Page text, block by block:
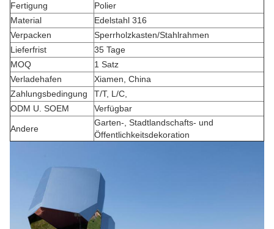
Fertigung
Polier
Material
Edelstahl 316
Verpacken
Sperrholzkasten/Stahlrahmen
Lieferfrist
35 Tage
MOQ
1 Satz
Verladehafen
Xiamen, China
Zahlungsbedingung
T/T, L/C,
ODM U. SOEM
Verfügbar
Andere
Garten-, Stadtlandschafts- und
Öffentlichkeitsdekoration